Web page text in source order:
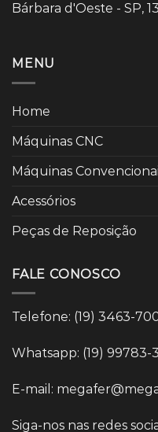
Bárbara d'Oeste - SP,
MENU
Home
Máquinas CNC
Máquinas
Acessórios
Peças de Reposição
FALE CONOSCO
Telefone: (19) 3463-
Whatsapp: (19) 99783-
E-mail:
Siga-nos nas redes